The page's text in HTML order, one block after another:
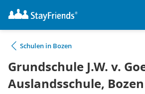
Schulen in Bozen
Grundschule J.W. v.
Auslandsschule, Bozen